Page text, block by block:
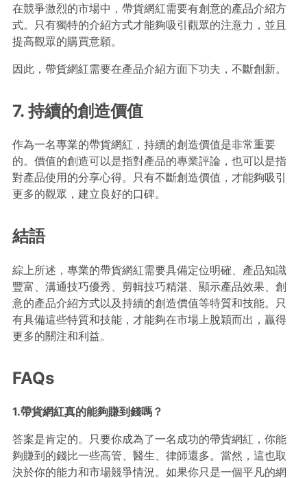
在競爭激烈的市場中，帶貨網紅需要有創意的產品介紹方
式。只有獨特的介紹方式才能夠吸引觀眾的注意力，並且
提高觀眾的購買意願。
因此，帶貨網紅需要在產品介紹方面下功夫，不斷創新。
7. 持續的創造價值
作為一名專業的帶貨網紅，持續的創造價值是非常重要
的。價值的創造可以是指對產品的專業評論，也可以是指
對產品使用的分享心得。只有不斷創造價值，才能夠吸引
更多的觀眾，建立良好的口碑。
結語
綜上所述，專業的帶貨網紅需要具備定位明確、產品知識
豐富、溝通技巧優秀、剪輯技巧精湛、顯示產品效果、創
意的產品介紹方式以及持續的創造價值等特質和技能。只
有具備這些特質和技能，才能夠在市場上脫穎而出，贏得
更多的關注和利益。
FAQs
1.帶貨網紅真的能夠賺到錢嗎？
答案是肯定的。只要你成為了一名成功的帶貨網紅，你能
夠賺到的錢比一些高管、醫生、律師還多。當然，這也取
決於你的能力和市場競爭情況。如果你只是一個平凡的網